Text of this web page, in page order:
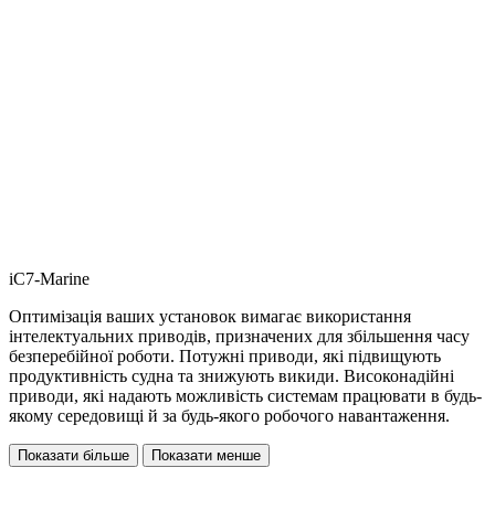
iC7-Marine
Оптимізація ваших установок вимагає використання
інтелектуальних приводів, призначених для збільшення часу
безперебійної роботи. Потужні приводи, які підвищують
продуктивність судна та знижують викиди. Високонадійні
приводи, які надають можливість системам працювати в будь-
якому середовищі й за будь-якого робочого навантаження.
Показати більше Показати менше